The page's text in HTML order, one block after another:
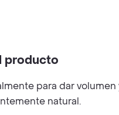
producto
para dar
natural.